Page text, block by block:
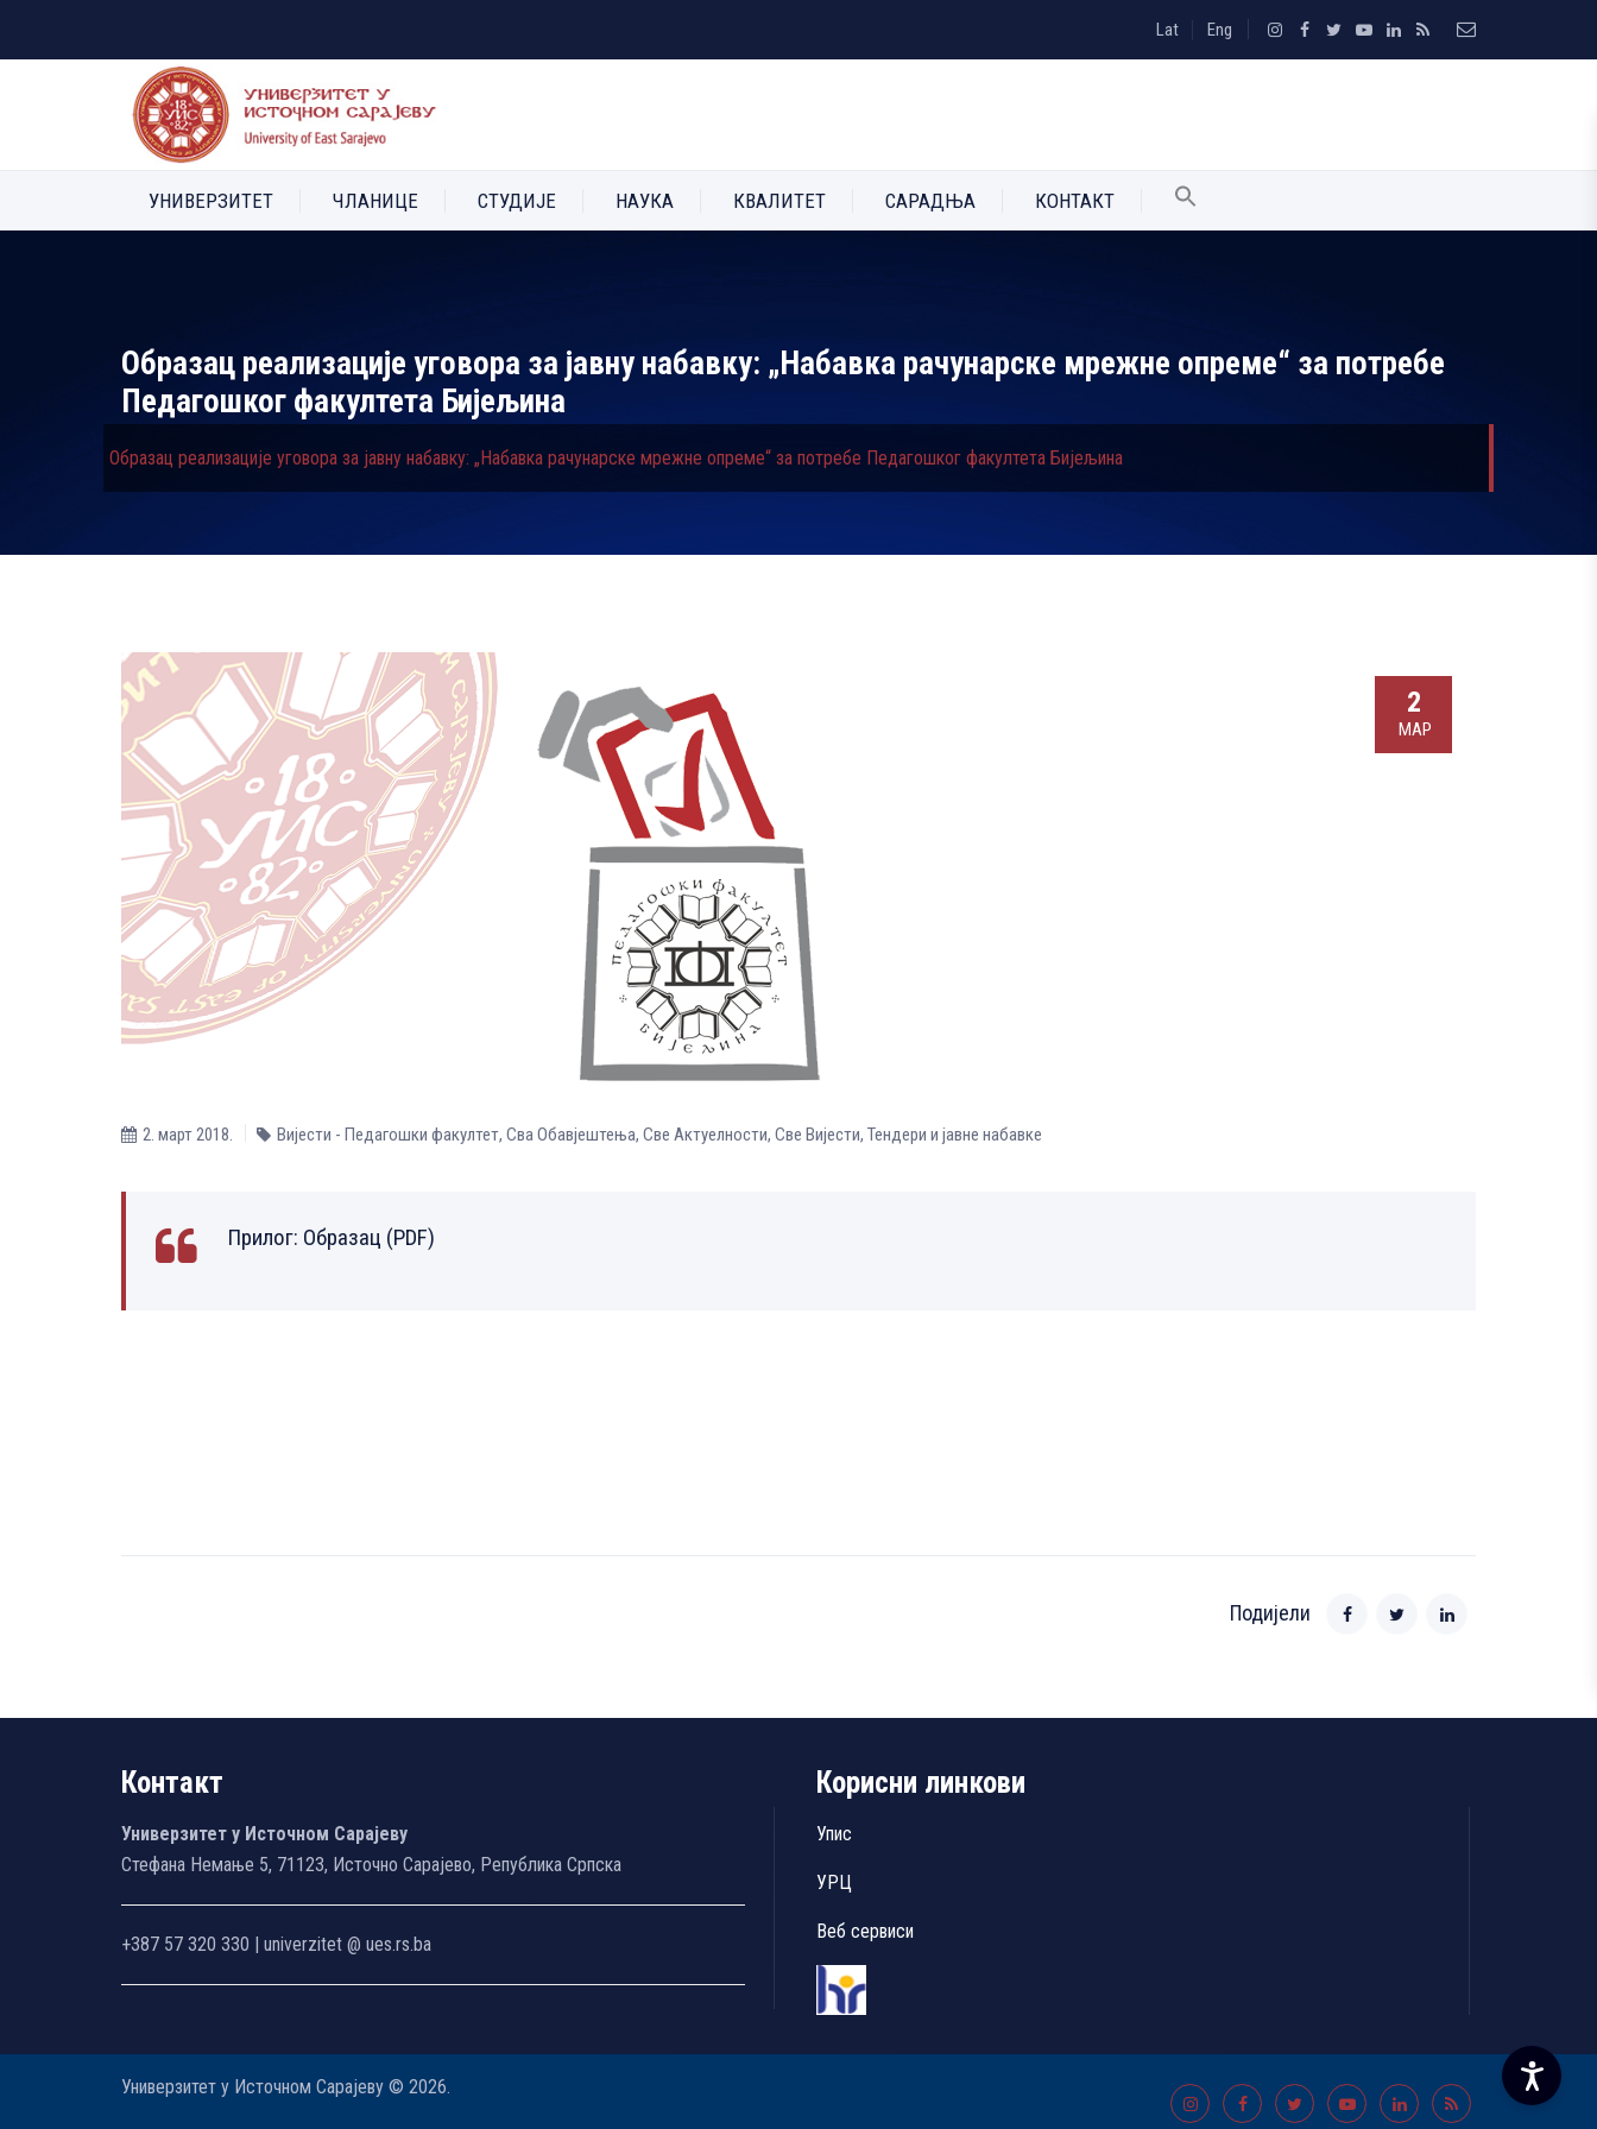
Lat Eng
УНИВЕРЗИТЕТ ЧЛАНИЦЕ СТУДИЈЕ НАУКА КВАЛИТЕТ САРАДЊА КОНТАКТ
Образац реализације уговора за јавну набавку: „Набавка рачунарске мрежне опреме“ за потребе
Педагошког факултета Бијељинa
Образац реализације уговора за јавну набавку: „Набавка рачунарске мрежне опреме“ за потребе Педагошког факултета Бијељинa
2
МАР
2. март 2018. Вијести - Педагошки факултет, Сва Обавјештења, Све Aктуелности, Све Вијести, Тендери и јавне набавке
Прилог: Образац (PDF)
Подијели
Контакт
Универзитет у Источном Сарајеву
Стефана Немање 5, 71123, Источно Сарајево, Република Српска
+387 57 320 330 | univerzitet @ ues.rs.ba
Корисни линкови
Упис
УРЦ
Веб сервиси
Универзитет у Источном Сарајеву © 2026.